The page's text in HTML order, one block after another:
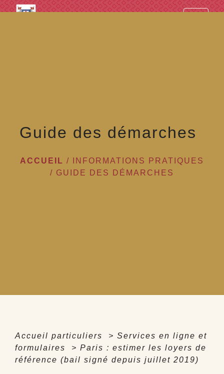
googled7e4d5fb082cc1df.html
Guide des démarches
ACCUEIL /
INFORMATIONS PRATIQUES
/ GUIDE DES DÉMARCHES
Accueil particuliers > Services en ligne et
formulaires
> Paris : estimer les loyers de
référence (bail signé depuis juillet 2019)